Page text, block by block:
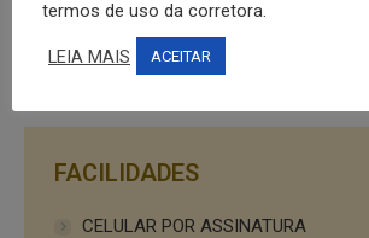
EMBARCAÇÕES
FACILIDADES
CELULAR POR ASSINATURA
termos de uso da corretora.
LEIA MAIS ACEITAR